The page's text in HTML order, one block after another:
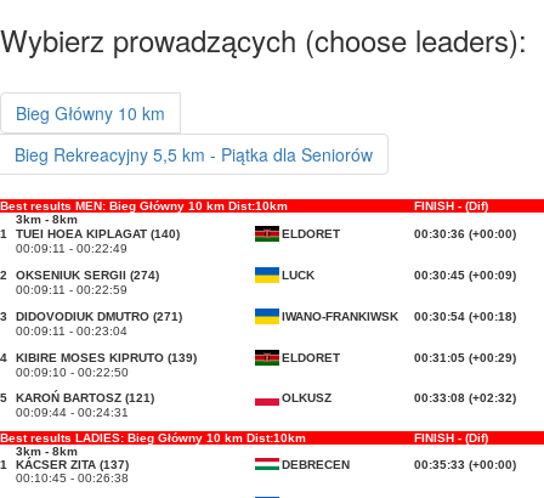
Wybierz prowadzących (choose leaders):
Bieg Główny 10 km
Bieg Rekreacyjny 5,5 km - Piątka dla Seniorów
Best results MEN: Bieg Główny 10 km Dist:10km
FINISH - (Dif)
3km - 8km
1
TUEI HOEA KIPLAGAT (140) ELDORET
00:30:36 (+00:00)
00:09:11 - 00:22:49
2
OKSENIUK SERGII (274) LUCK
00:30:45 (+00:09)
00:09:11 - 00:22:59
3
DIDOVODIUK DMUTRO (271) IWANO-FRANKIWSK
00:30:54 (+00:18)
00:09:11 - 00:23:04
4
KIBIRE MOSES KIPRUTO (139) ELDORET
00:31:05 (+00:29)
00:09:10 - 00:22:50
5
KAROŃ BARTOSZ (121) OLKUSZ
00:33:08 (+02:32)
00:09:44 - 00:24:31
Best results LADIES: Bieg Główny 10 km Dist:10km
FINISH - (Dif)
3km - 8km
1
KÁCSER ZITA (137) DEBRECEN
00:35:33 (+00:00)
00:10:45 - 00:26:38